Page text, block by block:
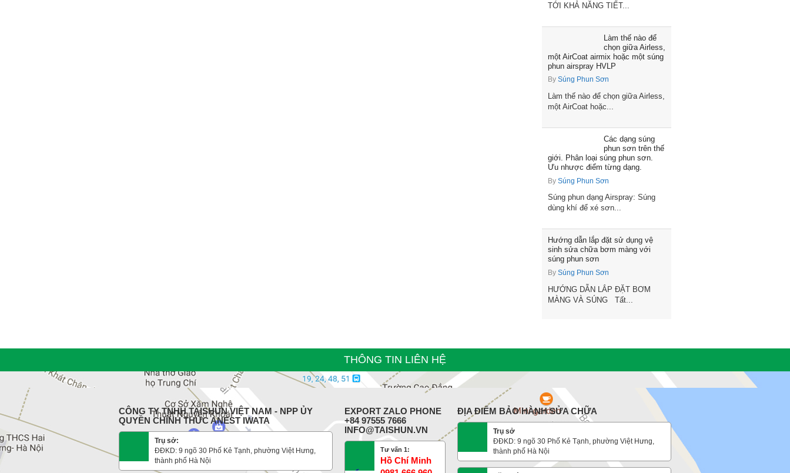
TỚI KHẢ NĂNG TIẾT...
Làm thế nào để
chọn giữa Airless,
một AirCoat airmix hoặc một súng
phun airspray HVLP
By Súng Phun Sơn
Làm thế nào để chọn giữa Airless,
một AirCoat hoặc...
Các dạng súng
phun sơn trên thế
giới. Phân loại súng phun sơn.
Ưu nhược điểm từng dạng.
By Súng Phun Sơn
Súng phun dạng Airspray: Súng
dùng khí để xé sơn...
Hướng dẫn lắp đặt sử dụng vệ
sinh sửa chữa bơm màng với
súng phun sơn
By Súng Phun Sơn
HƯỚNG DẪN LẮP ĐẶT BƠM
MÀNG VÀ SÚNG Tất...
THÔNG TIN LIÊN HỆ
CÔNG TY TNHH TAISHUN VIỆT NAM - NPP ỦY
QUYỀN CHÍNH THỨC ANEST IWATA
Trụ sở:
ĐĐKD: 9 ngõ 30 Phố Kẻ Tạnh, phường Việt Hưng,
thành phố Hà Nội
EXPORT ZALO PHONE
+84 97555 7666
INFO@TAISHUN.VN
Tư vấn 1:
Hồ Chí Minh
ĐỊA ĐIỂM BẢO HÀNH SỬA CHỮA
Trụ sở
ĐĐKD: 9 ngõ 30 Phố Kẻ Tạnh, phường Việt Hưng,
thành phố Hà Nội